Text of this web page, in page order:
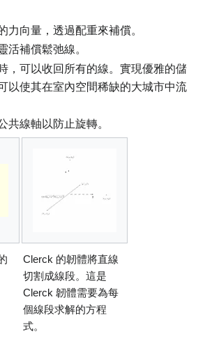
力向量，透過配重來補償。
活補償鬆弛線。
，可以收回所有的線。實現優雅的儲
以使其在室內空間稀缺的大城市中流
共線軸以防止旋轉。
Clerck 的韌體將直線
切割成線段。這是
Clerck 韌體需要為每
個線段求解的方程
式。